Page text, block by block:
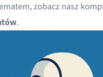
zobacz nasz
.